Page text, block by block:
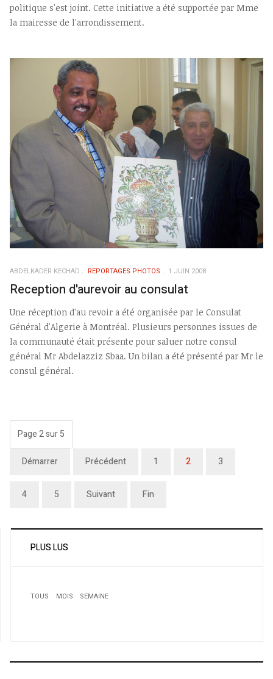
politique s'est joint. Cette initiative a été supportée par Mme
la mairesse de l'arrondissement.
ABDELKADER KECHAD REPORTAGES PHOTOS 1 JUIN 2008
Reception d'aurevoir au consulat
Une réception d'au revoir a été organisée par le Consulat
Général d'Algerie à Montréal. Plusieurs personnes issues de
la communauté était présente pour saluer notre consul
général Mr Abdelazziz Sbaa. Un bilan a été présenté par Mr le
consul général.
Page 2 sur 5
Démarrer Précédent 1 2 3
4 5 Suivant Fin
PLUS LUS
TOUS MOIS
SEMAINE
L’invasion barbare ou le déclin du parti québécois